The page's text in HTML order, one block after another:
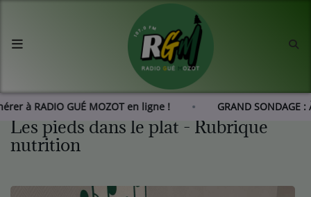
à RADIO GUÉ MOZOT en ligne ! GRAND
Agenda
Les actus de RGM
Les pieds dans le plat - Rubrique
nutrition